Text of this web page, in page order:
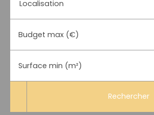
Localisation
Budget max (€)
Surface min (m²)
Rechercher